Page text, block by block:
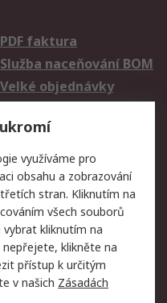
PDF faktura
Služba naceňování BOM
Velké objednávky
Obchodní podmínky
společnosti RS
Zabezpečení
elektronické pošty
Zásady ochrany
osobních údajů
využíváme pro
obsahu a zobrazování
stran. Kliknutím na
všech souborů
kliknutím na
nepřejete, klikněte na
přístup k určitým
v našich Zásadách